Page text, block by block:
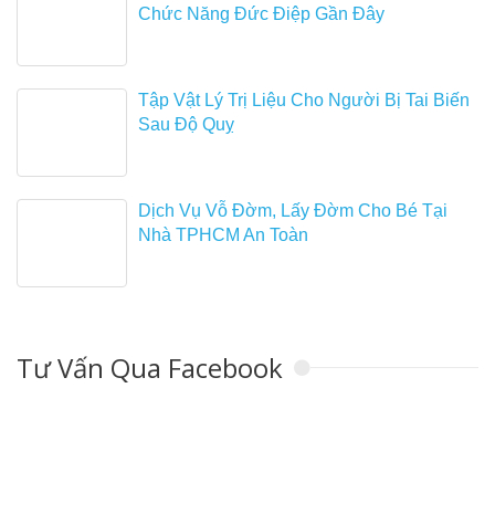
Chức Năng Đức Điệp Gần Đây
Tập Vật Lý Trị Liệu Cho Người Bị Tai Biến
Sau Độ Quỵ
Dịch Vụ Vỗ Đờm, Lấy Đờm Cho Bé Tại
Nhà TPHCM An Toàn
Tư Vấn Qua Facebook